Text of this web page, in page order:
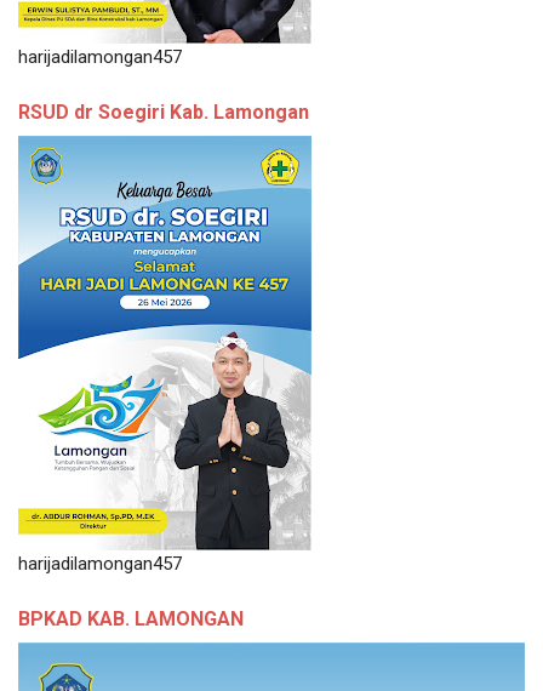
harijadilamongan457
RSUD dr Soegiri Kab. Lamongan
harijadilamongan457
BPKAD KAB. LAMONGAN